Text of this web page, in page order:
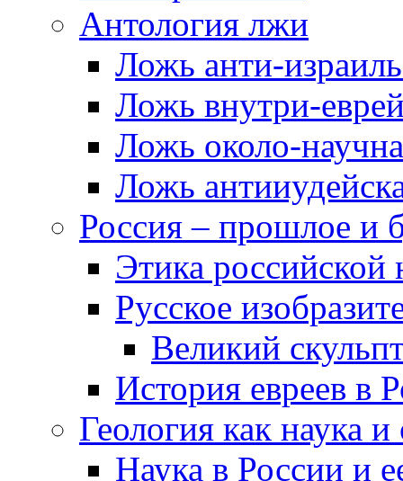
Антология лжи
Ложь анти-
Ложь внутри-
Ложь около-
Ложь
Россия – прошлое и
Этика российской
Русское
Великий
История евреев в
Геология как наука
Наука в России и